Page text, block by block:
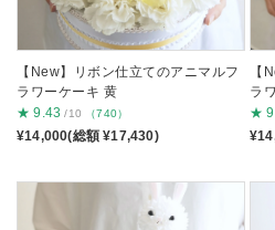
【New】リボン仕立てのアニマルフ
ラワーケーキ 黄
★ 9.43 /10 （740）
¥14,000(総額 ¥17,430)
【
ラ
★